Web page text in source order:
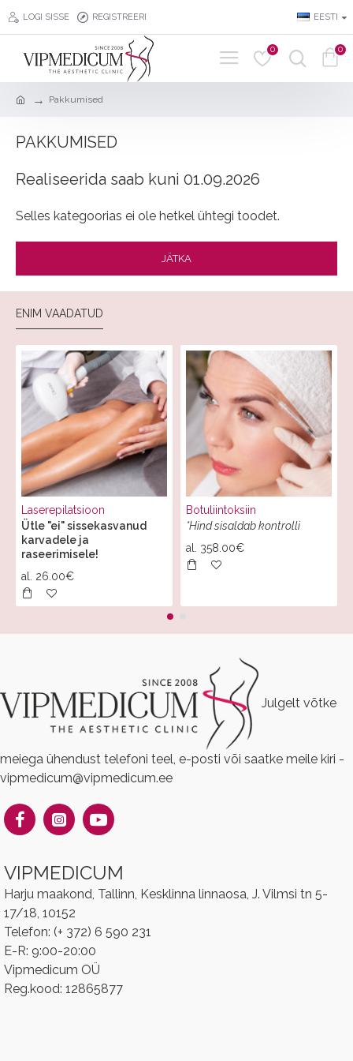
LOGI SISSE REGISTREERI EESTI
0 0
Pakkumised
PAKKUMISED
Realiseerida saab kuni 01.09.2026
Selles kategoorias ei ole hetkel ühtegi toodet.
JÄTKA
ENIM VAADATUD
Laserepilatsioon
Ütle "ei" sissekasvanud
karvadele ja
raseerimisele!
al. 26.00€
Botuliintoksiin
*Hind sisaldab kontrolli
al. 358.00€
Julgelt võtke
meiega ühendust telefoni teel, e-posti või saatke meile kiri -
vipmedicum@vipmedicum.ee
VIPMEDICUM
Harju maakond, Tallinn, Kesklinna linnaosa, J. Vilmsi tn 5-
17/18, 10152
Telefon: (+ 372) 6 590 231
E-R: 9:00-20:00
Vipmedicum OÜ
Reg.kood: 12865877